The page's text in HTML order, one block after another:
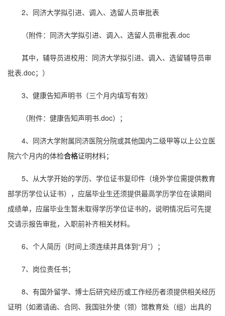
2、同济大学拟引进、调入、选留人员审批表
（附件： 同济大学拟引进、调入、选留人员审批表.doc
其中，辅导员进校用： 同济大学拟引进、调入、选留辅导员审
批表.doc；）
3、健康告知声明书（三个月内填写有效）
（附件： 健康告知声明书.doc）；
4、同济大学附属同济医院分院或其他国内二级甲等以上公立医
院六个月内的体检合格证明材料；
5、从大学开始的学历、学位证书复印件（境外学位需提供教育
部学历学位认证书），应届毕业生还须提供最高学历学位在读期间
成绩单，应届毕业生暂未取得学历学位证书的，说明情况后可先提
交请示报告审批，入职前补齐相关材料。
6、个人简历（时间上须连续并具体到“月”）；
7、岗位责任书；
8、有国外留学、博士后研究经历或工作经历者须提供相关经历
证明（如邀请函、合同、我国驻外使（领）馆教育处（组）出具的